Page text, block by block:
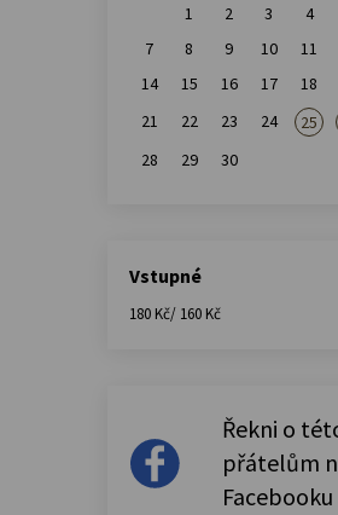
1
2 3 4
7
8 9 10 11
14
15 16 17 18
21
22 23 24 25
28
29 30
Vstupné
180 Kč/ 160 Kč
Řekni o
přátelům
Facebooku